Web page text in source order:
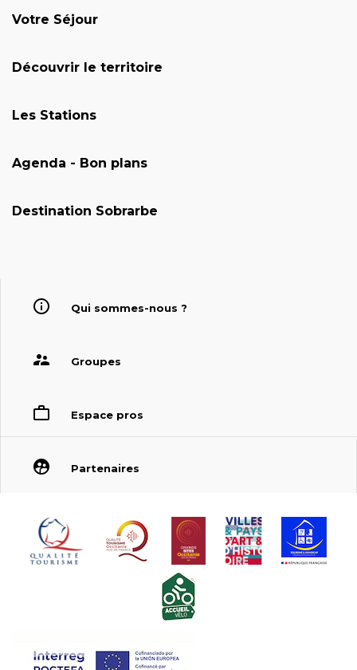
Votre Séjour
Découvrir le territoire
Les Stations
Agenda - Bon plans
Destination Sobrarbe
Qui sommes-nous ?
Groupes
Espace pros
Partenaires